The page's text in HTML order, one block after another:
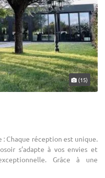
(15)
Chaque réception est unique.
s’adapte à vos envies et
Grâce à une